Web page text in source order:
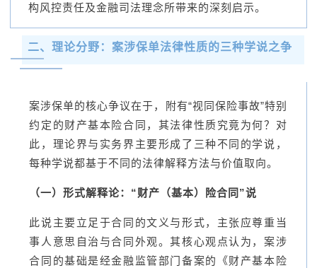
构风控责任及金融司法理念所带来的深刻启示。
二、理论分野：案涉保单法律性质的三种学说之争
案涉保单的核心争议在于，附有“视同保险事故”特别
约定的财产基本险合同，其法律性质究竟为何？对
此，理论界与实务界主要形成了三种不同的学说，
每种学说都基于不同的法律解释方法与价值取向。
（一）形式解释论：“财产（基本）险合同”说
此说主要立足于合同的文义与形式，主张应尊重当
事人意思自治与合同外观。其核心观点认为，案涉
合同的基础是经金融监管部门备案的《财产基本险